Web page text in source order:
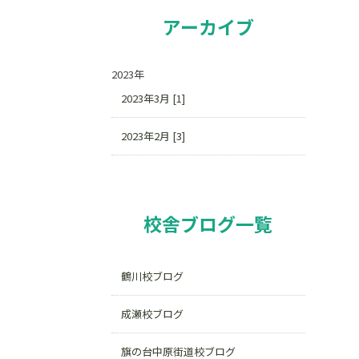
アーカイブ
2023年
2023年3月 [1]
2023年2月 [3]
校舎ブログ一覧
鶴川校ブログ
成瀬校ブログ
旗の台中原街道校ブログ